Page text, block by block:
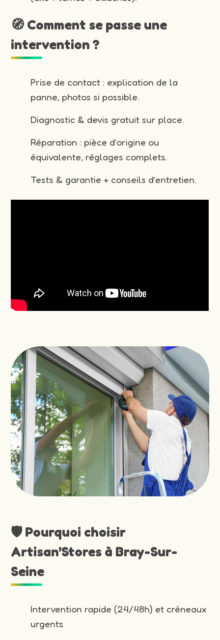
🧭 Comment se passe une
intervention ?
Prise de contact : explication de la
panne, photos si possible.
Diagnostic & devis gratuit sur place.
Réparation : pièce d’origine ou
équivalente, réglages complets.
Tests & garantie + conseils d’entretien.
🛡️ Pourquoi choisir
Artisan'Stores à Bray-Sur-
Seine
Intervention rapide (24/48h) et créneaux
urgents